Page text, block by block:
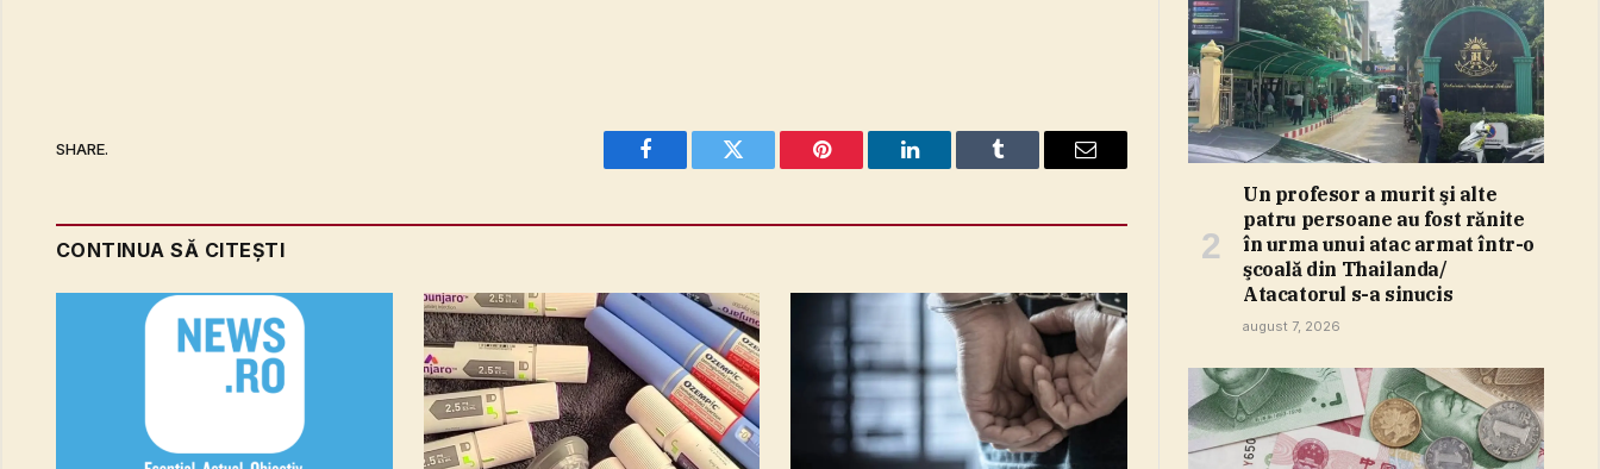
SHARE.
Facebook Twitter Pinterest LinkedIn Tumblr Email
CONTINUA SĂ CITEȘTI
Un profesor a murit şi alte
patru persoane au fost rănite
în urma unui atac armat într-o
şcoală din Thailanda/
Atacatorul s-a sinucis
august 7, 2026